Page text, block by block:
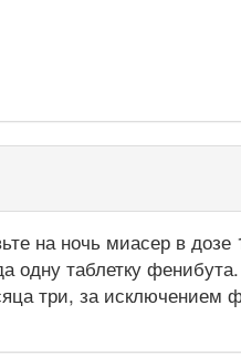
на ночь миасер в
одну таблетку фенибута.
три, за